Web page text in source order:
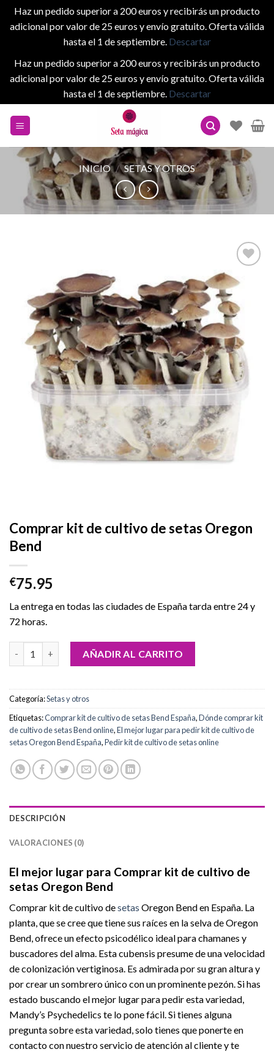
Haz un pedido superior a 200 euros y recibirás un producto
adicional por valor de 25 euros y envío gratuito. Oferta válida
hasta el 1 de septiembre. Descartar
Haz un pedido superior a 200 euros y recibirás un producto
adicional por valor de 25 euros y envío gratuito. Oferta válida
hasta el 1 de septiembre. Descartar
INICIO / SETAS Y OTROS
Add to
wishlist
Comprar kit de cultivo de setas Oregon
Bend
€75.95
La entrega en todas las ciudades de España tarda entre 24 y
72 horas.
Comprar kit de cultivo de setas Oregon Bend cantidad
AÑADIR AL CARRITO
Categoría:Setas y otros
Etiquetas:Comprar kit de cultivo de setas Bend España,Dónde comprar kit
de cultivo de setas Bend online,El mejor lugar para pedir kit de cultivo de
setas Oregon Bend España,Pedir kit de cultivo de setas online
DESCRIPCIÓN
VALORACIONES (0)
El mejor lugar para Comprar kit de cultivo de
setas Oregon Bend
Comprar kit de cultivo desetas Oregon Bend en España. La
planta, que se cree que tiene sus raíces en la selva de Oregon
Bend, ofrece un efecto psicodélico ideal para chamanes y
buscadores del alma. Esta cubensis presume de una velocidad
de colonización vertiginosa. Es admirada por su gran altura y
por crear un sombrero único con un prominente pezón. Si has
estado buscando el mejor lugar para pedir esta variedad,
Mandy’s Psychedelics te lo pone fácil. Si tienes alguna
pregunta sobre esta variedad, solo tienes que ponerte en
contacto con nuestro servicio de atención al cliente y te